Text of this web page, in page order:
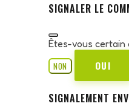
SIGNALER LE
Êtes-vous certain
NON
OUI
SIGNALEMENT